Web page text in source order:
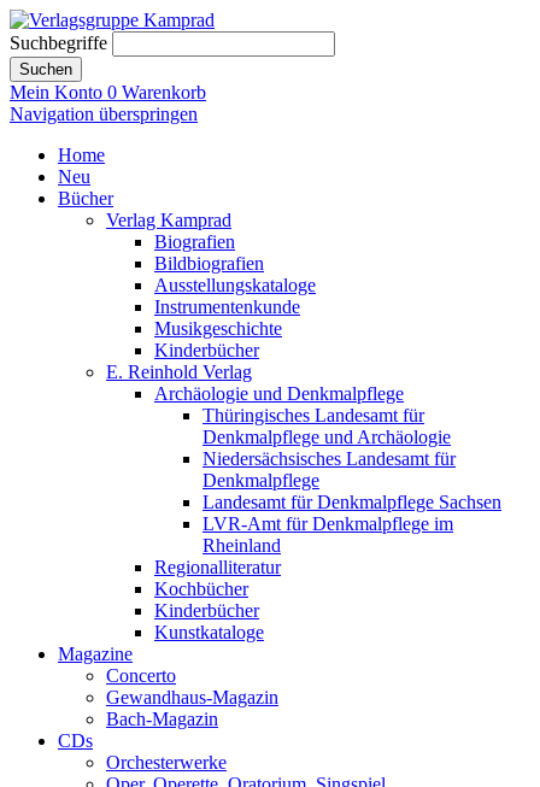
Suchbegriffe
Suchen
Mein Konto 0 Warenkorb
Navigation überspringen
Home
Neu
Bücher
Verlag Kamprad
Biografien
Bildbiografien
Ausstellungskataloge
Instrumentenkunde
Musikgeschichte
Kinderbücher
E. Reinhold Verlag
Archäologie und Denkmalpflege
Thüringisches Landesamt für
Denkmalpflege und Archäologie
Niedersächsisches Landesamt für
Denkmalpflege
Landesamt für Denkmalpflege Sachsen
LVR-Amt für Denkmalpflege im
Rheinland
Regionalliteratur
Kochbücher
Kinderbücher
Kunstkataloge
Magazine
Concerto
Gewandhaus-Magazin
Bach-Magazin
CDs
Orchesterwerke